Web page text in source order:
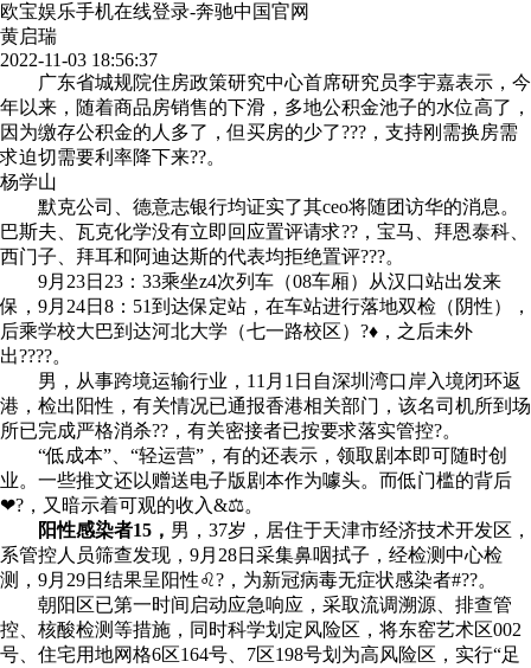
欧宝娱乐手机在线登录-奔驰中国官网
黄启瑞
2022-11-03 18:56:37
广东省城规院住房政策研究中心首席研究员李宇嘉表示，今
年以来，随着商品房销售的下滑，多地公积金池子的水位高了，
因为缴存公积金的人多了，但买房的少了???，支持刚需换房需
求迫切需要利率降下来??。
杨学山
默克公司、德意志银行均证实了其ceo将随团访华的消息。
巴斯夫、瓦克化学没有立即回应置评请求??，宝马、拜恩泰科、
西门子、拜耳和阿迪达斯的代表均拒绝置评???。
9月23日23：33乘坐z4次列车（08车厢）从汉口站出发来
保，9月24日8：51到达保定站，在车站进行落地双检（阴性），
后乘学校大巴到达河北大学（七一路校区）?♦，之后未外
出????。
男，从事跨境运输行业，11月1日自深圳湾口岸入境闭环返
港，检出阳性，有关情况已通报香港相关部门，该名司机所到场
所已完成严格消杀??，有关密接者已按要求落实管控?。
“低成本”、“轻运营”，有的还表示，领取剧本即可随时创
业。一些推文还以赠送电子版剧本作为噱头。而低门槛的背后
❤?，又暗示着可观的收入&⚖。
阳性感染者15， 男，37岁，居住于天津市经济技术开发区，
系管控人员筛查发现，9月28日采集鼻咽拭子，经检测中心检
测，9月29日结果呈阳性♌?，为新冠病毒无症状感染者#??。
朝阳区已第一时间启动应急响应，采取流调溯源、排查管
控、核酸检测等措施，同时科学划定风险区，将东窑艺术区002
号、住宅用地网格6区164号、7区198号划为高风险区，实行“足